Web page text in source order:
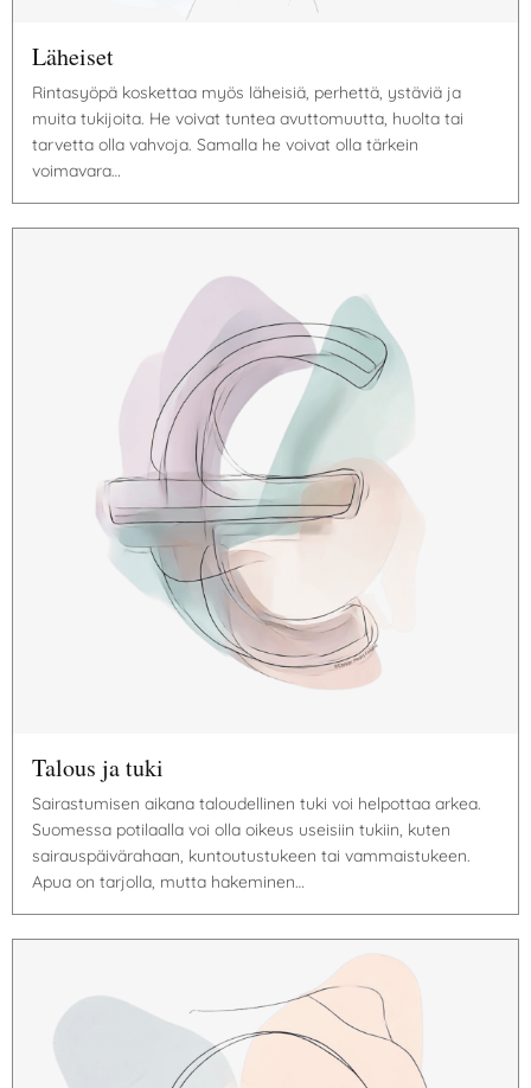
Läheiset
Rintasyöpä koskettaa myös läheisiä, perhettä, ystäviä ja
muita tukijoita. He voivat tuntea avuttomuutta, huolta tai
tarvetta olla vahvoja. Samalla he voivat olla tärkein
voimavara…
Talous ja tuki
Sairastumisen aikana taloudellinen tuki voi helpottaa arkea.
Suomessa potilaalla voi olla oikeus useisiin tukiin, kuten
sairauspäivärahaan, kuntoutustukeen tai vammaistukeen.
Apua on tarjolla, mutta hakeminen…